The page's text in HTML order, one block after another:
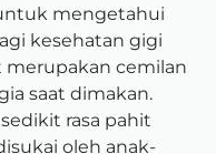
mengetahui
kesehatan gigi
merupakan cemilan
saat dimakan.
rasa pahit
oleh anak-